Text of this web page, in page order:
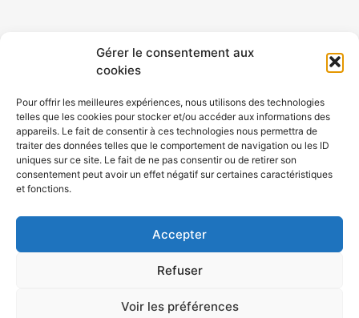
Gérer le consentement aux
cookies
Pour offrir les meilleures expériences, nous utilisons des technologies
telles que les cookies pour stocker et/ou accéder aux informations des
appareils. Le fait de consentir à ces technologies nous permettra de
traiter des données telles que le comportement de navigation ou les ID
uniques sur ce site. Le fait de ne pas consentir ou de retirer son
consentement peut avoir un effet négatif sur certaines caractéristiques
et fonctions.
Accepter
Refuser
Voir les préférences
CONTACT MENTIONS LÉGALES
ACCESSIBILITÉ
POLITIQUE DE COOKIES (UE)